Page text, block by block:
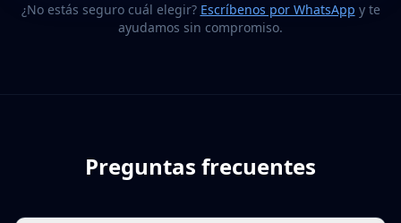
¿No estás seguro cuál elegir? Escríbenos por WhatsApp y te
ayudamos sin compromiso.
Preguntas frecuentes